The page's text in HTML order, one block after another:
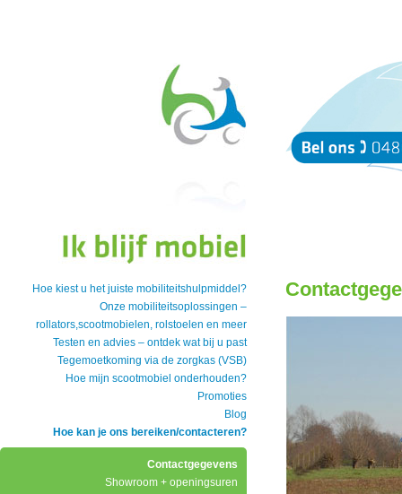
Hoe kiest u het juiste mobiliteitshulpmiddel?
Onze mobiliteitsoplossingen –
rollators,scootmobielen, rolstoelen en meer
Testen en advies – ontdek wat bij u past
Tegemoetkoming via de zorgkas (VSB)
Hoe mijn scootmobiel onderhouden?
Promoties
Blog
Hoe kan je ons bereiken/contacteren?
Contactgegevens
Showroom + openingsuren